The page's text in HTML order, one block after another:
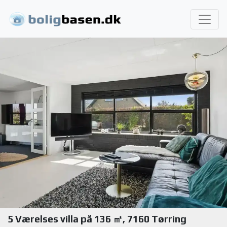
5 Værelses villa på 136 ㎡, 7160 Tørring